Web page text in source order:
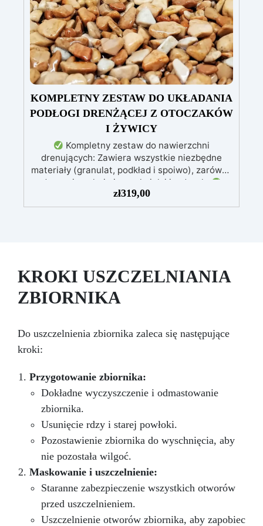
pozbawione niedoskonałości nawet na
ciemniejszych żelkotach, które mogą sprawiać
więcej trudności.
KOMPLETNY ZESTAW DO UKŁADANIA
PODŁOGI DRENŻĄCEJ Z OTOCZAKÓW
I ŻYWICY
Kompletny zestaw do nawierzchni
drenujących: Zawiera wszystkie niezbędne
materiały (granulat, podkład i spoiwo), zarówno
do powierzchni pieszych, jak i jezdnych.
Łatwy w aplikacji: Szczegółowe instrukcje
zapewniają doskonałe rezultaty, nawet bez
naprawczych, w zaledwie 24 godziny.
Wszechstronny i personalizowany: Nadaje się
do betonu, cementu, starych nawierzchni i
ziemi utwardzonej (po wcześniejszej
czasu: Nowoczesne żywice gwarantują
odporność na ścieranie i stabilność koloru
zł319,00
KROKI USZCZELNIANIA
ZBIORNIKA
Do uszczelnienia zbiornika zaleca się następujące
kroki:
Przygotowanie zbiornika:
Dokładne wyczyszczenie i odmastowanie
zbiornika.
Usunięcie rdzy i starej powłoki.
Pozostawienie zbiornika do wyschnięcia, aby
nie pozostała wilgoć.
Maskowanie i uszczelnienie:
Staranne zabezpieczenie wszystkich otworów
przed uszczelnieniem.
Uszczelnienie otworów zbiornika, aby zapobiec